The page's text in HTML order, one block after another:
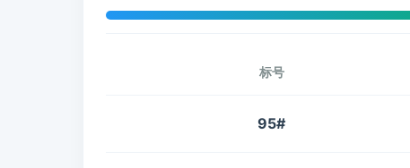
标号
95#